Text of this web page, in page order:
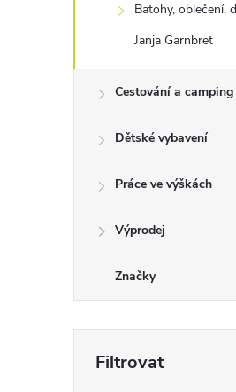
l
Batohy, oblečení,
Janja Garnbret
Cestování a camping
Dětské vybavení
Práce ve výškách
Výprodej
Značky